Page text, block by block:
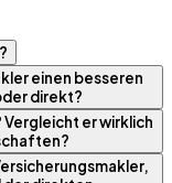
einen besseren
direkt?
er wirklich